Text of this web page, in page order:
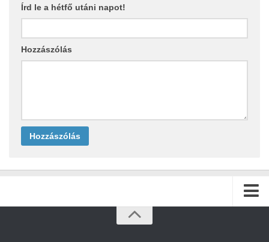
Írd le a hétfő utáni napot!
Hozzászólás